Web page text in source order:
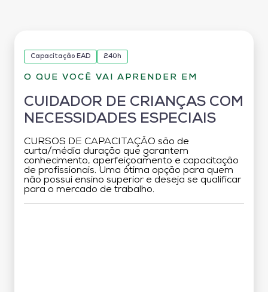
Capacitação EAD 240h
O QUE VOCÊ VAI APRENDER EM
CUIDADOR DE CRIANÇAS COM
NECESSIDADES ESPECIAIS
CURSOS DE CAPACITAÇÃO são de
curta/média duração que garantem
conhecimento, aperfeiçoamento e capacitação
de profissionais. Uma ótima opção para quem
não possui ensino superior e deseja se qualificar
para o mercado de trabalho.